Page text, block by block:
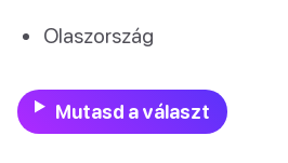
Olaszország
Mutasd a választ